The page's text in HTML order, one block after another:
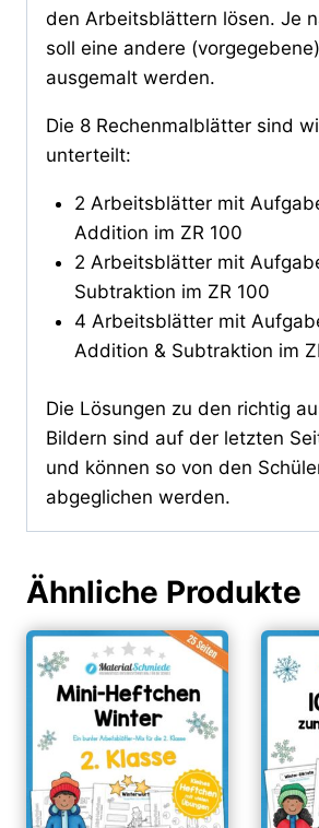
den Arbeitsblättern lösen. Je
soll eine andere
ausgemalt werden.
Die 8 Rechenmalblätter sind
unterteilt:
2 Arbeitsblätter mit
Addition im ZR 100
2 Arbeitsblätter mit
Subtraktion im ZR 100
4 Arbeitsblätter mit
Addition & Subtraktion im
Die Lösungen zu den richtig
Bildern sind auf der letzten
und können so von den
abgeglichen werden.
Ähnliche Produkte